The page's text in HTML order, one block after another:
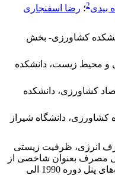
بیدی2؛ رضا اسفنجاری
کشاورزی- بخش
و محیط زیست، دانشکده
کشاورزی، دانشکده
دانشگاه شیراز
انرژی، ظرفیت زیستی
مصرف بعنوان شاخصی از
تخریب محیط زیست با استفاده از داده‌های پنل دوره 1990 الی